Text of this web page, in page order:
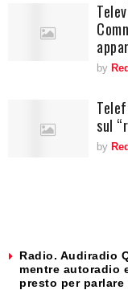
by
sul
by
Radio. Audiradio
mentre autoradio
presto per parlare